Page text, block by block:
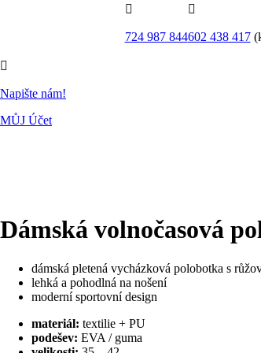

724 987 844

602 438 417

Napište nám!
MŮJ Účet
Dámská volnočasová
dámská pletená vycházková polobotka s
lehká a pohodlná na nošení
moderní sportovní design
materiál: textilie + PU
podešev: EVA / guma